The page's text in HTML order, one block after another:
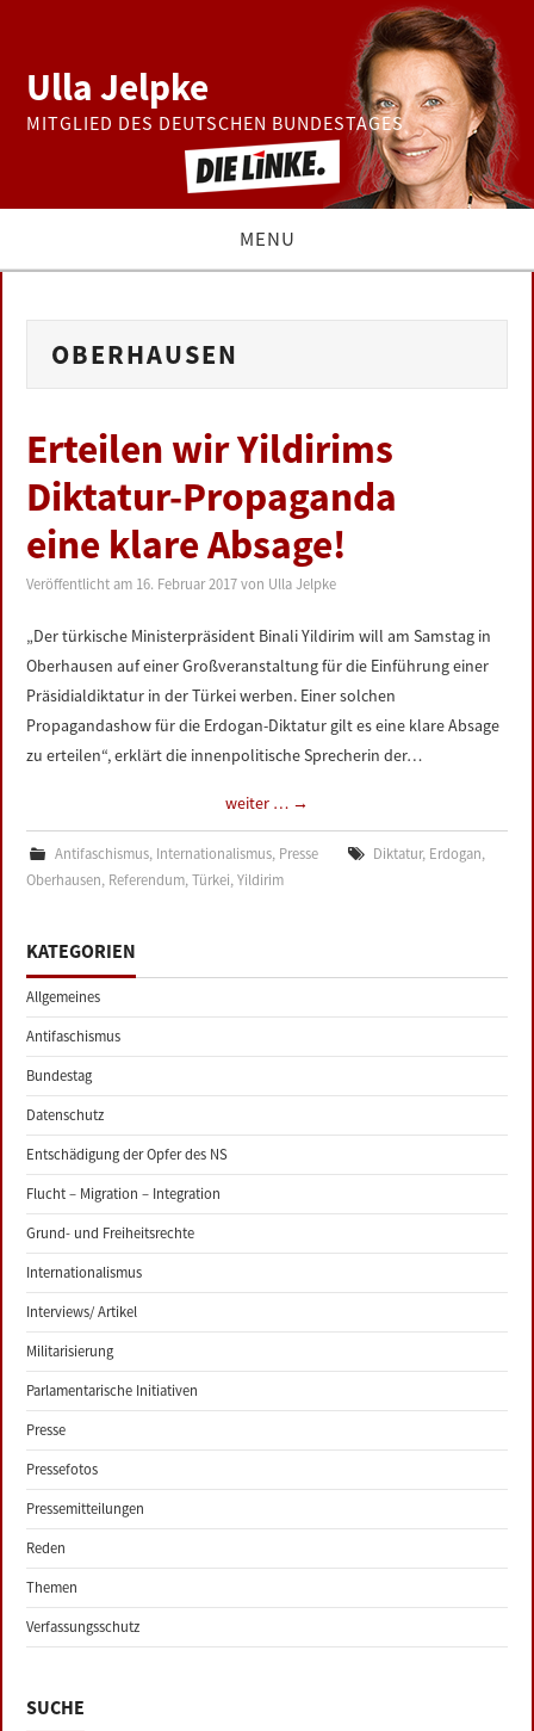
Ulla Jelpke
MITGLIED DES DEUTSCHEN BUNDESTAGES
MENU
BUNDESTAG
ZUR PERSON
LINKS
IMPRESSUM
OBERHAUSEN
Erteilen wir Yildirims
Diktatur-Propaganda
eine klare Absage!
Veröffentlicht am 16. Februar 2017 von Ulla Jelpke
„Der türkische Ministerpräsident Binali Yildirim will am Samstag in
Oberhausen auf einer Großveranstaltung für die Einführung einer
Präsidialdiktatur in der Türkei werben. Einer solchen
Propagandashow für die Erdogan-Diktatur gilt es eine klare Absage
zu erteilen“, erklärt die innenpolitische Sprecherin der…
weiter … →
Antifaschismus, Internationalismus, Presse Diktatur, Erdogan,
Oberhausen, Referendum,Türkei,Yildirim
KATEGORIEN
Allgemeines
Antifaschismus
Bundestag
Datenschutz
Entschädigung der Opfer des NS
Flucht – Migration – Integration
Grund- und Freiheitsrechte
Internationalismus
Interviews/ Artikel
Militarisierung
Parlamentarische Initiativen
Presse
Pressefotos
Pressemitteilungen
Reden
Themen
Verfassungsschutz
SUCHE